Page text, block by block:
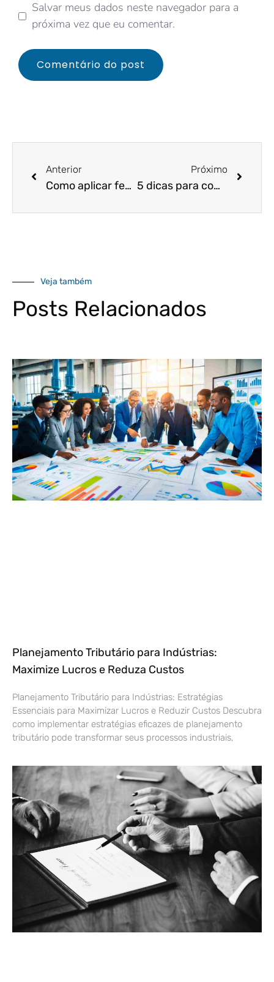
Salvar meus dados neste navegador para a
próxima vez que eu comentar.
Anterior
Como aplicar feedbacks poderosos através de uma comunicação não-violenta!
Próximo
5 dicas para começar o seu 2021 com os impostos em ordem!
Veja também
Posts Relacionados
Planejamento Tributário para Indústrias:
Maximize Lucros e Reduza Custos
Planejamento Tributário para Indústrias: Estratégias
Essenciais para Maximizar Lucros e Reduzir Custos Descubra
como implementar estratégias eficazes de planejamento
tributário pode transformar seus processos industriais,